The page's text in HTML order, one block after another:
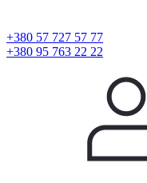
+380 57 727 57 77
+380 95 763 22 22